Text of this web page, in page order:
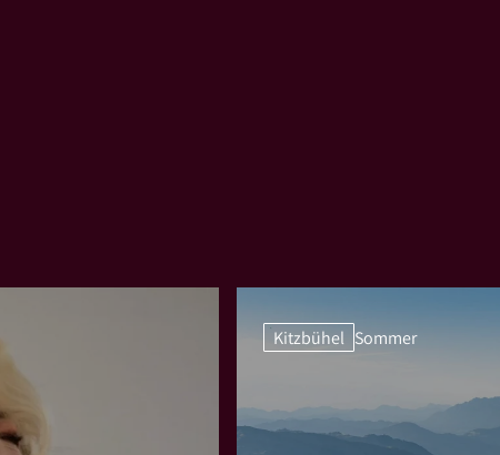
Kitzbühel Sommer